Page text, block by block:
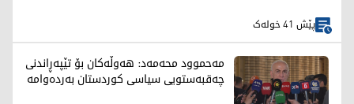
پێش 41 خولەک
مەحموود محەمەد: هەوڵەکان بۆ تێپەڕاندنی
چەقبەستویی سیاسی کوردستان بەردەوامە